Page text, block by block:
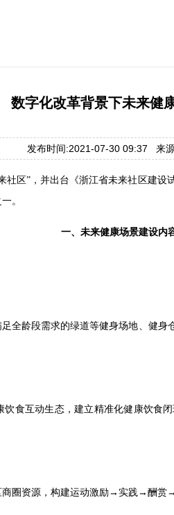
数字化改革背景下未来健
发布时间:2021-07-30 09:37 来
社区”，并出台《浙江省未来社区建
。
一、未来健康场景建设内
全龄段需求的绿道等健身场地、健身
食互动生态，建立精准化健康饮食
圈资源，构建运动激励→实践→酬赏→